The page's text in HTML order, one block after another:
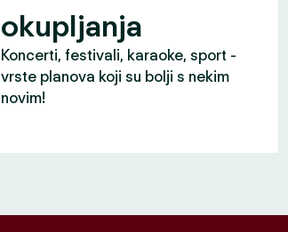
okupljanja
Koncerti, festivali, karaoke, sport -
vrste planova koji su bolji s nekim
novim!